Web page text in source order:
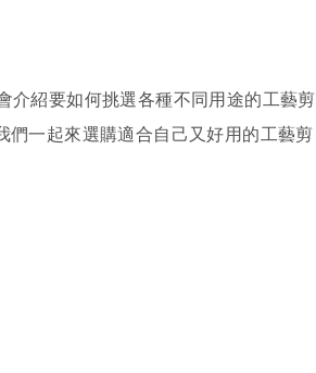
介紹要如何挑選各種不同用途的工藝剪
們一起來選購適合自己又好用的工藝剪